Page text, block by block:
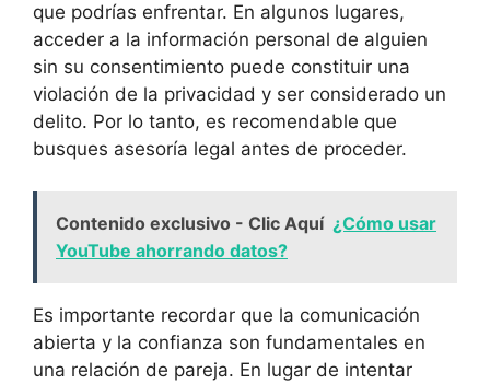
que podrías enfrentar. En algunos lugares,
acceder a la información personal de alguien
sin su consentimiento puede constituir una
violación de la privacidad y ser considerado un
delito. Por lo tanto, es recomendable que
busques asesoría legal antes de proceder.
Contenido exclusivo - Clic Aquí ¿Cómo usar
YouTube ahorrando datos?
Es importante recordar que la comunicación
abierta y la confianza son fundamentales en
una relación de pareja. En lugar de intentar